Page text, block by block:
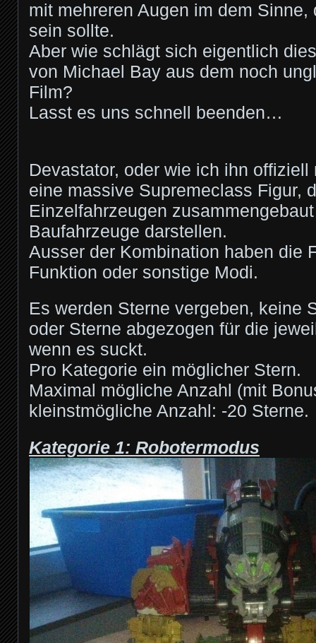
mit mehreren Augen im dem
sein sollte.
Aber wie schlägt sich eigentlich
von Michael Bay aus dem noch
Film?
Lasst es uns schnell beenden…
Devastator, oder wie ich ihn
eine massive Supremeclass Figur,
Einzelfahrzeugen
Baufahrzeuge darstellen.
Ausser der Kombination haben die
Funktion oder sonstige Modi.
Es werden Sterne vergeben, keine
oder Sterne abgezogen für die
wenn es suckt.
Pro Kategorie ein möglicher Stern.
Maximal mögliche Anzahl (mit
kleinstmögliche Anzahl: -20 Sterne.
Kategorie 1: Robotermodus